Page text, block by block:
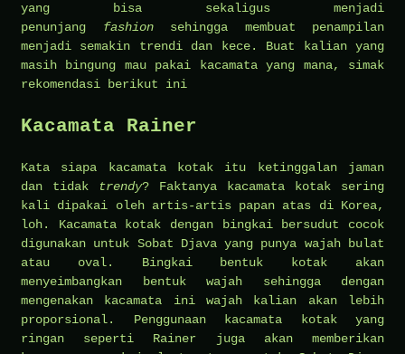
yang bisa sekaligus menjadi
penunjang fashionsehingga membuat penampilan
menjadi semakin trendi dan kece. Buat kalian yang
masih bingung mau pakai kacamata yang mana, simak
rekomendasi berikut ini
Kacamata Rainer
Kata siapa kacamata kotak itu ketinggalan jaman
dan tidak trendy? Faktanya kacamata kotak sering
kali dipakai oleh artis-artis papan atas di Korea,
loh. Kacamata kotak dengan bingkai bersudut cocok
digunakan untuk Sobat Djava yang punya wajah bulat
atau oval. Bingkai bentuk kotak akan
menyeimbangkan bentuk wajah sehingga dengan
mengenakan kacamata ini wajah kalian akan lebih
proporsional. Penggunaan kacamata kotak yang
ringan seperti Rainer juga akan memberikan